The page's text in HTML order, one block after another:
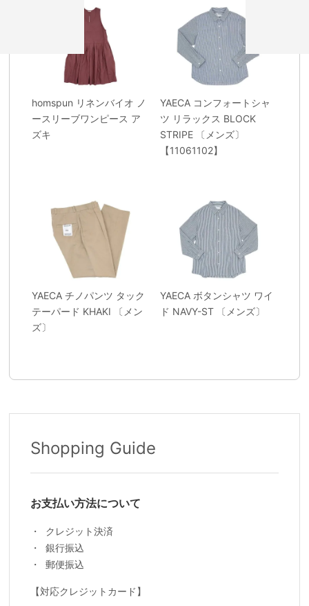
homspun リネンバイオ ノ
ースリーブワンピース ア
ズキ
YAECA コンフォートシャ
ツ リラックス BLOCK
STRIPE 〔メンズ〕
【11061102】
YAECA チノパンツ タック
テーパード KHAKI 〔メン
ズ〕
YAECA ボタンシャツ ワイ
ド NAVY-ST 〔メンズ〕
Shopping Guide
お支払い方法について
クレジット決済
銀行振込
郵便振込
【対応クレジットカード】